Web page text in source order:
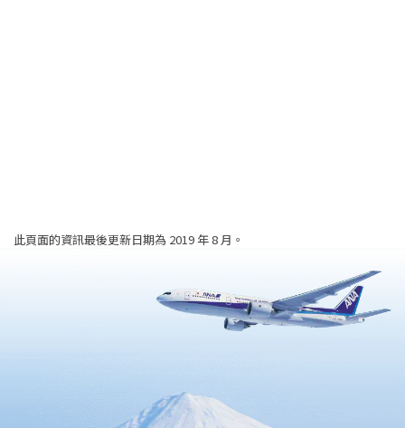
此頁面的資訊最後更新日期為 2019 年 8 月。